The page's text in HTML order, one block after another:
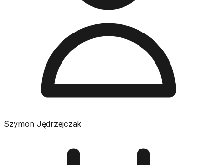
Szymon Jędrzejczak